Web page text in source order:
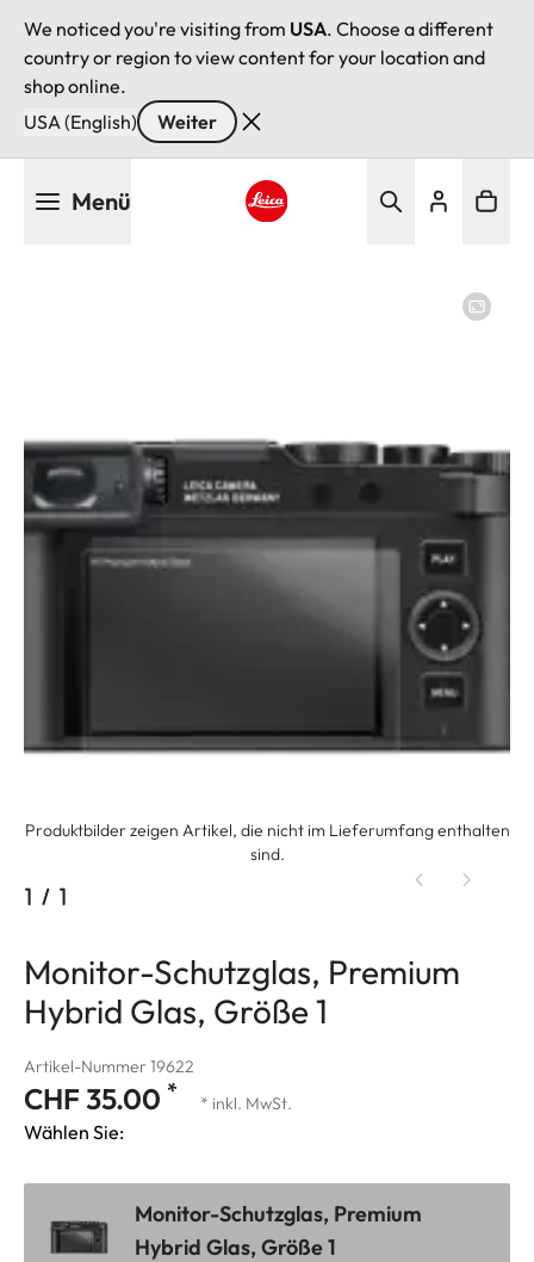
We noticed you're visiting from USA. Choose a different
country or region to view content for your location and
shop online.
USA (English)
Weiter
Menü
Produktbilder zeigen Artikel, die nicht im Lieferumfang enthalten
sind.
1 / 1
Monitor-Schutzglas, Premium
Hybrid Glas, Größe 1
Artikel-Nummer 19622
CHF 35.00 * * inkl. MwSt.
Wählen Sie:
Monitor-Schutzglas, Premium
Hybrid Glas, Größe 1